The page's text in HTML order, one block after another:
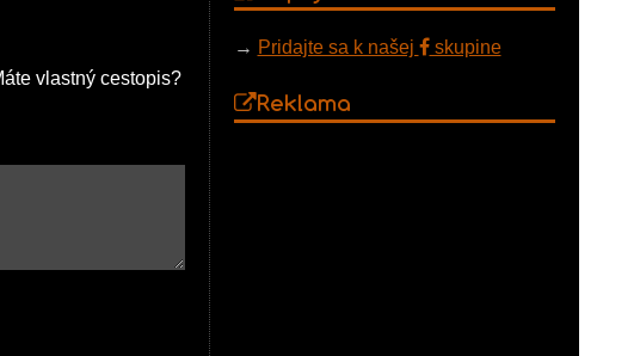
vlastný cestopis?
→ Pridajte sa k našej skupine
Reklama